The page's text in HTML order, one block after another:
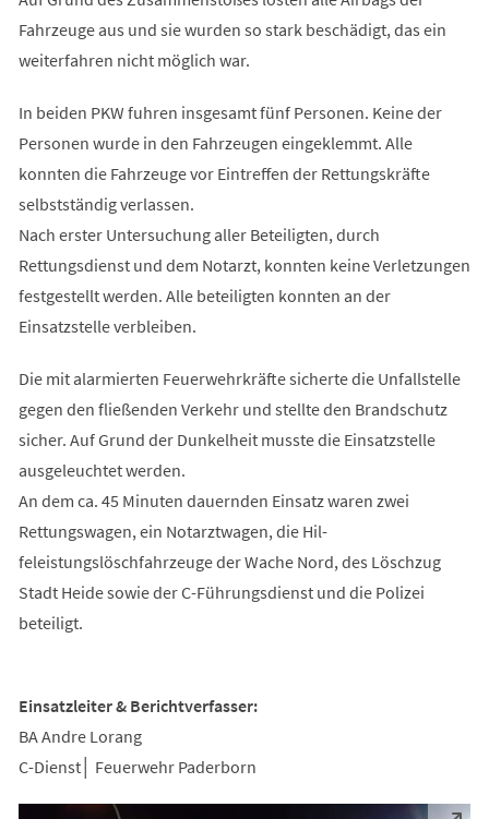
Fahrzeuge aus und sie wurden so stark beschädigt, das ein
weiterfahren nicht möglich war.
In beiden PKW fuhren insgesamt fünf Personen. Keine der
Personen wurde in den Fahrzeugen eingeklemmt. Alle
konnten die Fahrzeuge vor Eintreffen der Rettungskräfte
selbstständig verlassen.
Nach erster Untersuchung aller Beteiligten, durch
Rettungsdienst und dem Notarzt, konnten keine Verletzungen
festgestellt werden. Alle beteiligten konnten an der
Einsatzstelle verbleiben.
Die mit alarmierten Feuerwehrkräfte sicherte die Unfallstelle
gegen den fließenden Verkehr und stellte den Brandschutz
sicher. Auf Grund der Dunkelheit musste die Einsatzstelle
ausgeleuchtet werden.
An dem ca. 45 Minuten dauernden Einsatz waren zwei
Rettungswagen, ein Notarztwagen, die Hil-
feleistungslöschfahrzeuge der Wache Nord, des Löschzug
Stadt Heide sowie der C-Führungsdienst und die Polizei
beteiligt.
Einsatzleiter & Berichtverfasser:
BA Andre Lorang
C-Dienst│ Feuerwehr Paderborn